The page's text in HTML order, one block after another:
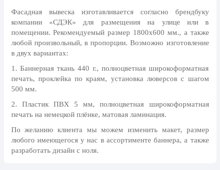
Отечества
1 марта, День Бабушек
8 марта, Международный женский
день
27 марта, День театра
1 апреля, День смеха
Апрель, Месячник по
благоустройству
День геолога (первое воскресенье
апреля)
Фасадная вывеска изготавливается согласно брендбуку
компании «СДЭК» для размещения на улице или в
помещении. Рекомендуемый размер 1800x600 мм., а также
любой произвольный, в пропорции. Возможно изготовление
в двух вариантах:
1. Баннерная ткань 440 г., полноцветная широкоформатная
печать, проклейка по краям, установка люверсов с шагом
500 мм.
2. Пластик ПВХ 5 мм, полноцветная широкоформатная
печать на немецкой плёнке, матовая ламинация.
По желанию клиента мы можем изменить макет, размер
любого имеющегося у нас в ассортименте баннера, а также
разработать дизайн с ноля.